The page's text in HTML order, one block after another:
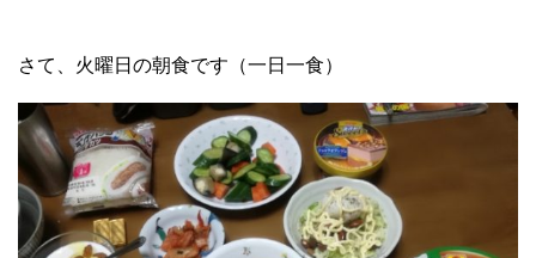
さて、火曜日の朝食です（一日一食）